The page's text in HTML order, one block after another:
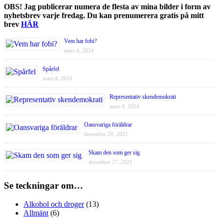
OBS! Jag publicerar numera de flesta av mina bilder i form av
nyhetsbrev varje fredag. Du kan prenumerera gratis på mitt
brev HÄR
Vem har fobi?
mars 4, 2024
Spårfel
mars 4, 2024
Representativ skendemokrati
mars 4, 2024
Oansvariga föräldrar
december 20, 2021
Skam den som ger sig
december 17, 2021
Se teckningar om…
Alkohol och droger(13)
Allmänt (6)